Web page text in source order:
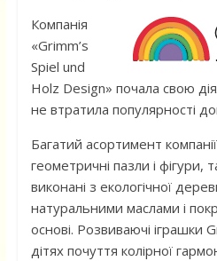
Компанія
«Grimm’s
Spiel und
Holz Design» почала свою
не втратила популярності
Багатий асортимент
геометричні пазли і фігури,
виконані з екологічної
натуральними маслами і
основі. Розвиваючі іграшки
дітях почуття колірної